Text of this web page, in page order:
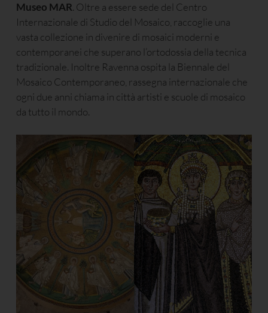
Museo MAR. Oltre a essere sede del Centro
Internazionale di Studio del Mosaico, raccoglie una
vasta collezione in divenire di mosaici moderni e
contemporanei che superano l’ortodossia della tecnica
tradizionale. Inoltre Ravenna ospita la Biennale del
Mosaico Contemporaneo, rassegna internazionale che
ogni due anni chiama in città artisti e scuole di mosaico
da tutto il mondo.